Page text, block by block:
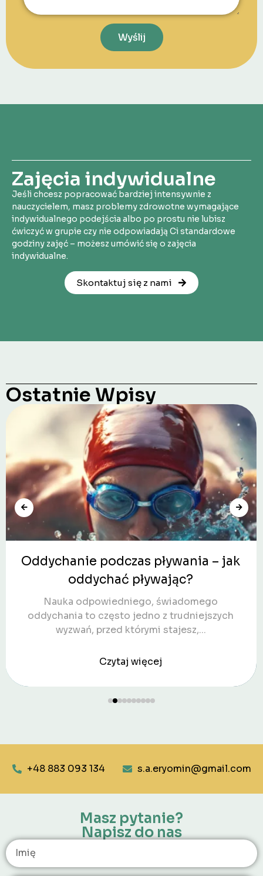
Wyślij
Zajęcia indywidualne
Jeśli chcesz popracować bardziej intensywnie z
nauczycielem, masz problemy zdrowotne wymagające
indywidualnego podejścia albo po prostu nie lubisz
ćwiczyć w grupie czy nie odpowiadają Ci standardowe
godziny zajęć – możesz umówić się o zajęcia
indywidualne.
Skontaktuj się z nami
Ostatnie Wpisy
Oddychanie podczas pływania – jak
oddychać pływając?
Nauka odpowiedniego, świadomego
oddychania to często jedno z trudniejszych
wyzwań, przed którymi stajesz,...
Czytaj więcej
+48 883 093 134 s.a.eryomin@gmail.com
Masz pytanie?
Napisz do nas